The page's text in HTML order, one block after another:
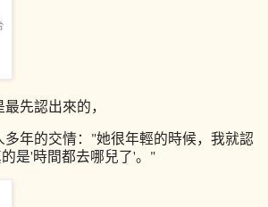
先認出來的，
年的交情： "她很年輕的時候，我就認
是'時間都去哪兒了'。"